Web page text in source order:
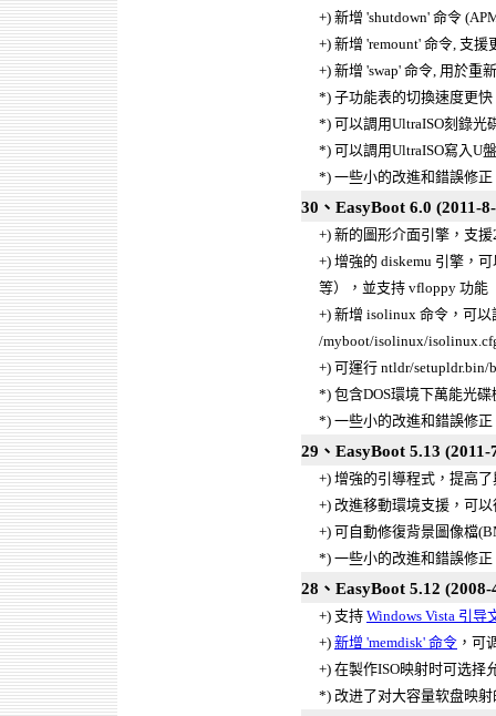
+) 新增 'shutdown' 命令
+) 新增 'remount' 命令, 支援
+) 新增 'swap' 命令, 用於重
*) 子功能表的切換速度更快
*) 可以調用UltraISO刻錄光
*) 可以調用UltraISO寫入U
*) 一些小的改進和錯誤修正
30、EasyBoot 6.0 (2011-
+) 新的圖形介面引擎，支
+) 增強的 diskemu 引擎，
等），並支持 vfloppy 功能
+) 新增 isolinux 命令，可
/myboot/isolinux/
+) 可運行 ntldr/setupldr.bin/
*) 包含DOS環境下萬能光碟
*) 一些小的改進和錯誤修正
29、EasyBoot 5.13 (2011-
+) 增強的引導程式，提高
+) 改進移動環境支援，可
+) 可自動修復背景圖像檔
*) 一些小的改進和錯誤修正
28、EasyBoot 5.12 (2008-
+) 支持 Windows Vista 引导
+) 新增 'memdisk' 命令 ，可
+) 在製作ISO映射时可选择
*) 改进了对大容量软盘映射